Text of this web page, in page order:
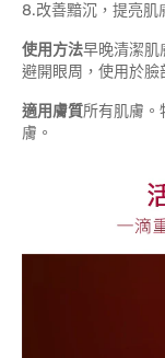
8.改善黯沉，提亮肌
使用方法早晚清潔肌
避開眼周，使用於臉
適用膚質所有肌膚。
膚。